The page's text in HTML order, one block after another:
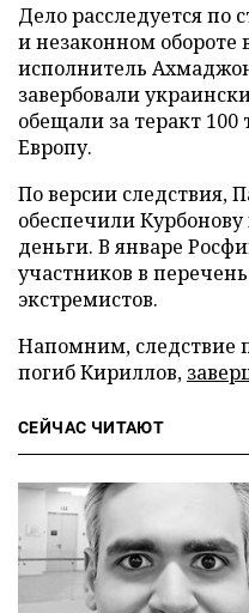
Дело расследуется по
и незаконном
исполнитель
завербовали
обещали за теракт
Европу.
По версии следствия,
обеспечили
деньги. В январе
участников в
экстремистов.
Напомним, следствие
погиб Кириллов,
СЕЙЧАС ЧИТАЮТ